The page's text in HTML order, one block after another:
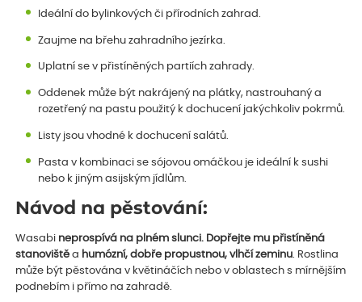
Ideální do bylinkových či přírodních zahrad.
Zaujme na břehu zahradního jezírka.
Uplatní se v přistíněných partiích zahrady.
Oddenek může být nakrájený na plátky, nastrouhaný a
rozetřený na pastu použitý k dochucení jakýchkoliv pokrmů.
Listy jsou vhodné k dochucení salátů.
Pasta v kombinaci se sójovou omáčkou je ideální k sushi
nebo k jiným asijským jídlům.
Návod na pěstování:
Wasabi neprospívá na plném slunci. Dopřejte mu přistíněná
stanoviště a humózní, dobře propustnou, vlhčí zeminu. Rostlina
může být pěstována v květináčích nebo v oblastech s mírnějším
podnebím i přímo na zahradě.